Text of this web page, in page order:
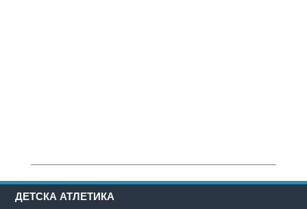
ДЕТСКА АТЛЕТИКА